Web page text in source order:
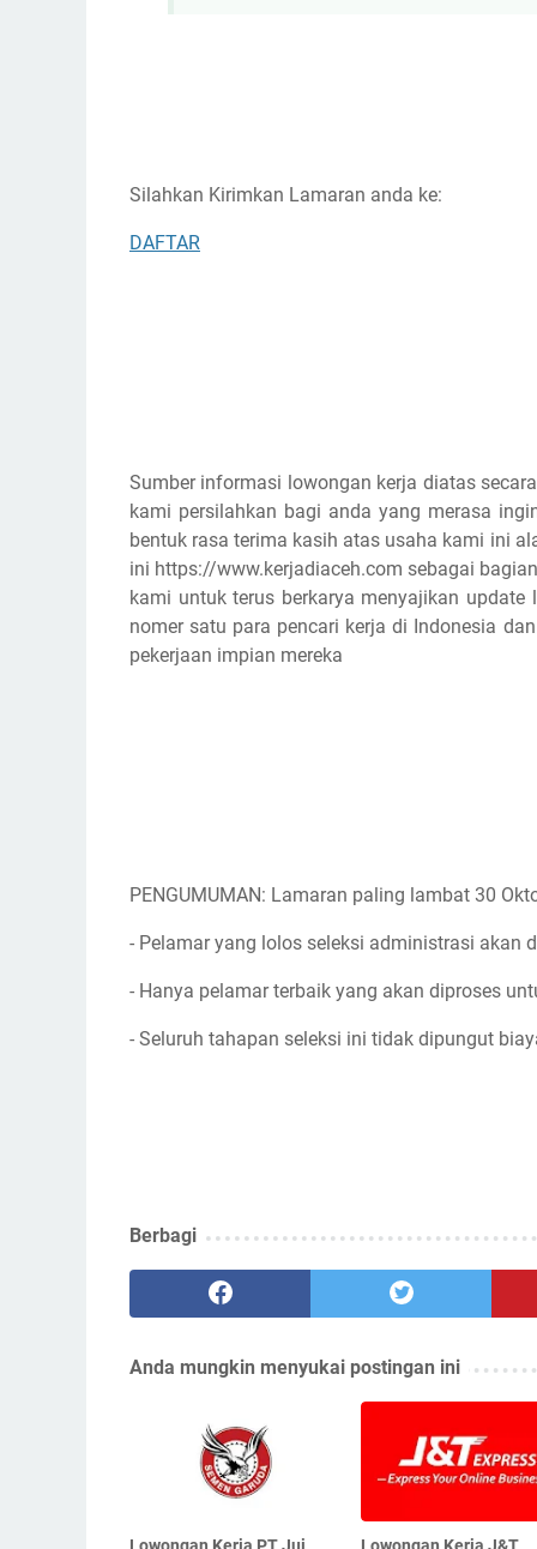
Silahkan Kirimkan Lamaran anda ke:
DAFTAR
Sumber informasi lowongan kerja diatas
kami persilahkan bagi anda yang merasa
bentuk rasa terima kasih atas usaha kami ini
ini https://www.kerjadiaceh.com sebagai
kami untuk terus berkarya menyajikan
nomer satu para pencari kerja di Indonesia
pekerjaan impian mereka
PENGUMUMAN: Lamaran paling lambat 30
- Pelamar yang lolos seleksi administrasi akan
- Hanya pelamar terbaik yang akan diproses
- Seluruh tahapan seleksi ini tidak dipungut
Berbagi
Anda mungkin menyukai postingan ini